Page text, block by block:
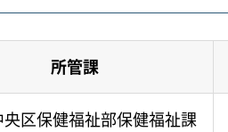
所管課
区保健福祉部保健福祉課